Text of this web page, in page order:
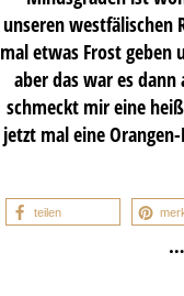
unseren westfälischen
mal etwas Frost geben
aber das war es
schmeckt mir eine
jetzt mal eine
teilen
…